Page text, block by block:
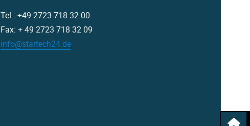
Tel.: +49 2723 718 32 00
Fax: + 49 2723 718 32 09
info@startech24.de